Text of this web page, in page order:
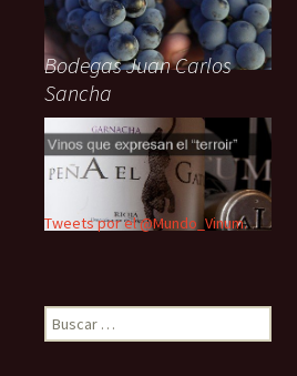
Bodegas Juan Carlos
Sancha
Tweets por el @Mundo_Vinum.
Buscar: